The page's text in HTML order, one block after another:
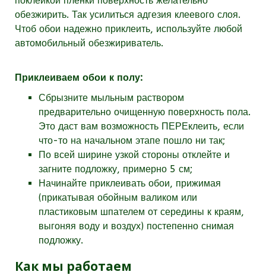
обезжирить. Так усилиться адгезия клеевого слоя.
Чтоб обои надежно приклеить, используйте любой
автомобильный обезжириватель.
Приклеиваем обои к полу:
Сбрызните мыльным раствором
предварительно очищенную поверхность пола.
Это даст вам возможность ПЕРЕклеить, если
что-то на начальном этапе пошло ни так;
По всей ширине узкой стороны отклейте и
загните подложку, примерно 5 см;
Начинайте приклеивать обои, прижимая
(прикатывая обойным валиком или
пластиковым шпателем от середины к краям,
выгоняя воду и воздух) постепенно снимая
подложку.
Как мы работаем